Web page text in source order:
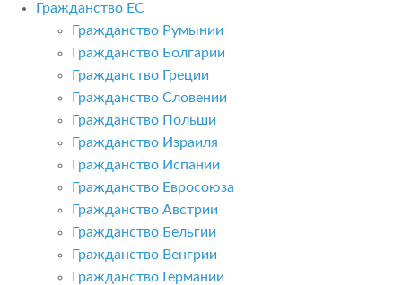
Гражданство ЕС
Гражданство Румынии
Гражданство Болгарии
Гражданство Греции
Гражданство Словении
Гражданство Польши
Гражданство Израиля
Гражданство Испании
Гражданство Евросоюза
Гражданство Австрии
Гражданство Бельгии
Гражданство Венгрии
Гражданство Германии